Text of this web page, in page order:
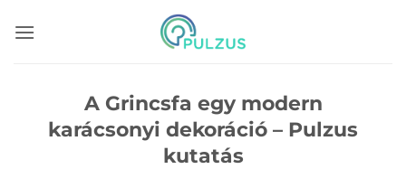
A Grincsfa egy modern
karácsonyi dekoráció – Pulzus
kutatás